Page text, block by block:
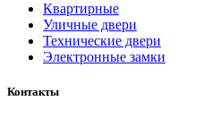
Квартирные
Уличные двери
Технические двери
Электронные замки
Контакты